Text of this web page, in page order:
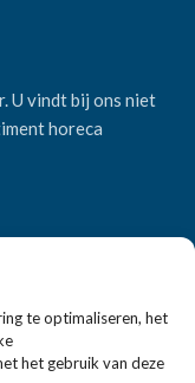
te optimaliseren, het
het gebruik van deze
U vindt bij ons niet
horeca